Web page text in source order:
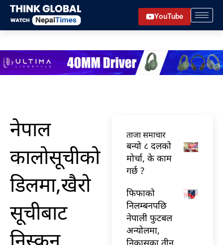
Skip
content
YouTube
नेपाल
कालोसूचीको
डिलमा,खैरो
सूचीबाट
ताजा समाचार
बन्यो ८ दलको
मोर्चा, के काम
गर्छ ?
फिफाको
निलम्बनपछि
नेपाली फुटबल
अन्योलमा,
निकासका तीन